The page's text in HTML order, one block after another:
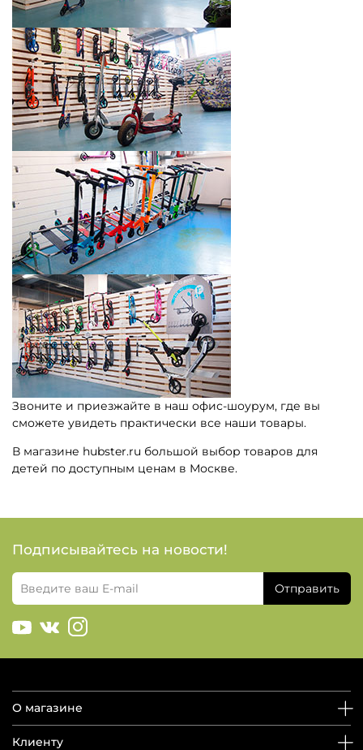
Звоните и приезжайте в наш офис-шоурум, где вы
сможете увидеть практически все наши товары.
В магазине hubster.ru большой выбор товаров для
детей по доступным ценам в Москве.
Подписывайтесь на новости!
Отправить
О магазине
Клиенту